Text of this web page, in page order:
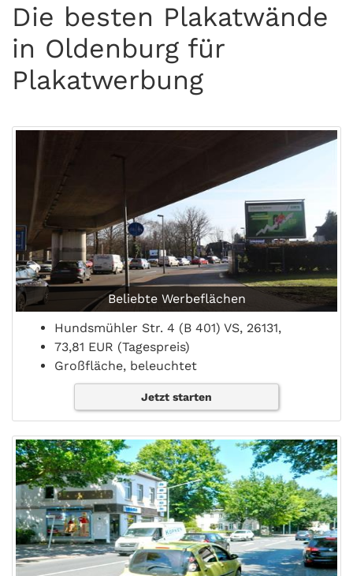
Die besten Plakatwände
in Oldenburg für
Plakatwerbung
Beliebte Werbeflächen
Hundsmühler Str. 4 (B 401) VS, 26131,
73,81 EUR (Tagespreis)
Großfläche, beleuchtet
Jetzt starten